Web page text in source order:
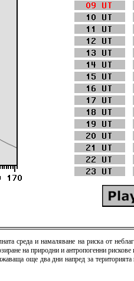
среда и намаляване на риска от
на природни и антропогенни рискове
още два дни напред за